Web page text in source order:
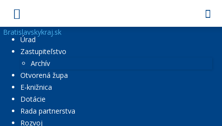
Bratislavskykraj.sk
Úrad
Zastupiteľstvo
Archív
Otvorená župa
E-knižnica
Dotácie
Rada partnerstva
Rozvoj